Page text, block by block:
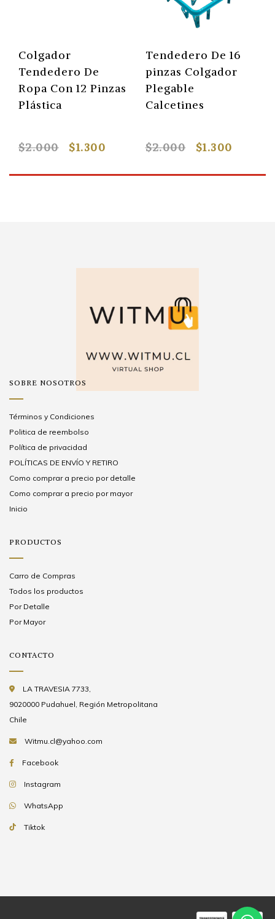
Colgador
Tendedero De
Ropa Con 12 Pinzas
Plástica
$2.000 $1.300
Tendedero De 16
pinzas Colgador
Plegable
Calcetines
$2.000 $1.300
SOBRE NOSOTROS
Términos y Condiciones
Politica de reembolso
Política de privacidad
POLÍTICAS DE ENVÍO Y RETIRO
Como comprar a precio por detalle
Como comprar a precio por mayor
Inicio
PRODUCTOS
Carro de Compras
Todos los productos
Por Detalle
Por Mayor
CONTACTO
LA TRAVESIA 7733,
9020000 Pudahuel, Región Metropolitana
Chile
Witmu.cl@yahoo.com
Facebook
Instagram
WhatsApp
Tiktok